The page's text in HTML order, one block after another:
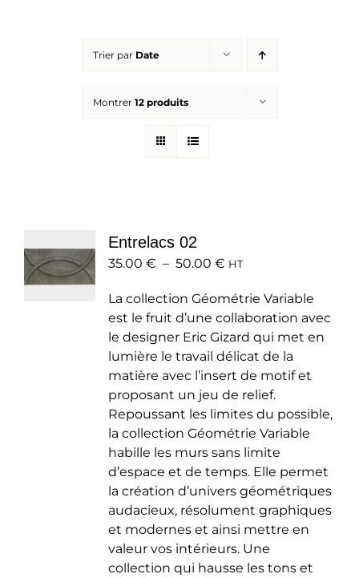
Trier par Date
Montrer 12 produits
Entrelacs 02
35.00 € – 50.00 €Plage
prix :
35.00 €
à
50.00 €
HT
La collection Géométrie Variable
est le fruit d’une collaboration avec
le designer Eric Gizard qui met en
lumière le travail délicat de la
matière avec l’insert de motif et
proposant un jeu de relief.
Repoussant les limites du possible,
la collection Géométrie Variable
habille les murs sans limite
d’espace et de temps. Elle permet
la création d’univers géométriques
audacieux, résolument graphiques
et modernes et ainsi mettre en
valeur vos intérieurs. Une
collection qui hausse les tons et